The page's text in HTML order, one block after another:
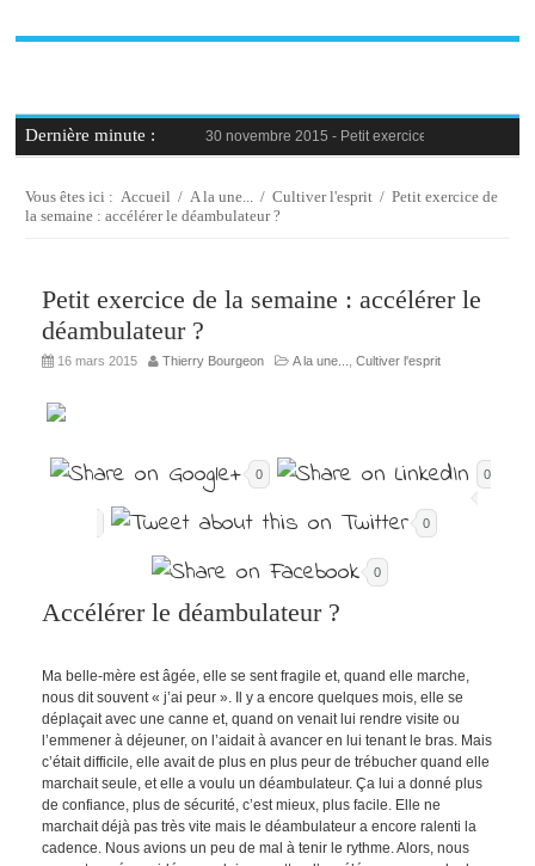
Dernière minute : 30 novembre 2015 - Petit exercice de la semaine
30 novembre 2015 -Blague au bureau #9
23 novembre 2015 -Le syndrome de l’imposteur,
Vous êtes ici :Accueil /A la une... /Cultiver l'esprit /Petit exercice de
la semaine : accélérer le déambulateur ?
Petit exercice de la semaine : accélérer le
déambulateur ?
16 mars 2015 Thierry Bourgeon A la une... Cultiver l'esprit
0 0
0
0
Accélérer le déambulateur ?
Ma belle-mère est âgée, elle se sent fragile et, quand elle marche,
nous dit souvent « j’ai peur ». Il y a encore quelques mois, elle se
déplaçait avec une canne et, quand on venait lui rendre visite ou
l’emmener à déjeuner, on l’aidait à avancer en lui tenant le bras. Mais
c’était difficile, elle avait de plus en plus peur de trébucher quand elle
marchait seule, et elle a voulu un déambulateur. Ça lui a donné plus
de confiance, plus de sécurité, c’est mieux, plus facile. Elle ne
marchait déjà pas très vite mais le déambulateur a encore ralenti la
cadence. Nous avions un peu de mal à tenir le rythme. Alors, nous